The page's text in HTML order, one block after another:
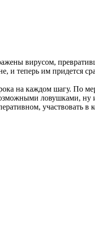
вирусом,
и теперь им придется
на каждом шагу. По
ловушками, ну
участвовать в